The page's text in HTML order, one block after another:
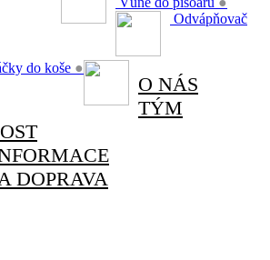
do koše ●
Odvápňovač
O NÁS
TÝM
DOPRAVA